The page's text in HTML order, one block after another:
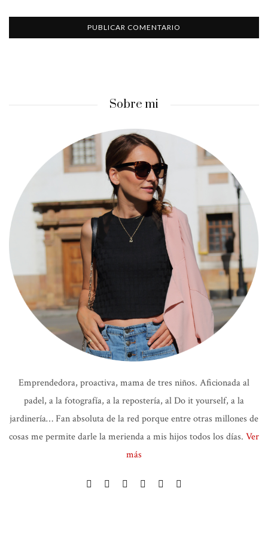
Sobre mi
Emprendedora, proactiva, mama de tres niños. Aficionada al
padel, a la fotografía, a la repostería, al Do it yourself, a la
jardinería… Fan absoluta de la red porque entre otras millones de
cosas me permite darle la merienda a mis hijos todos los días. Ver
más